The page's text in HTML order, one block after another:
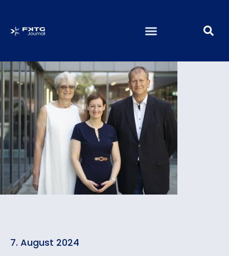
7. August 2024